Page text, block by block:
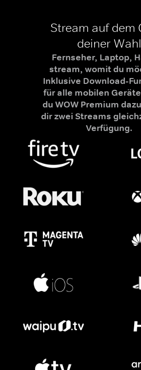
Stream auf dem
deiner Wahl
Fernseher, Laptop,
stream, womit du
Inklusive Download-
für alle mobilen
du WOW Premium
dir zwei Streams
Verfügung.